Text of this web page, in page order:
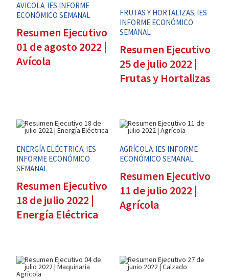
AVICOLA, IES INFORME
ECONÓMICO SEMANAL
Resumen Ejecutivo
01 de agosto 2022 |
Avícola
FRUTAS Y HORTALIZAS, IES
INFORME ECONÓMICO
SEMANAL
Resumen Ejecutivo
25 de julio 2022 |
Frutas y Hortalizas
ENERGÍA ELÉCTRICA, IES
INFORME ECONÓMICO
SEMANAL
Resumen Ejecutivo
18 de julio 2022 |
Energía Eléctrica
AGRÍCOLA, IES INFORME
ECONÓMICO SEMANAL
Resumen Ejecutivo
11 de julio 2022 |
Agrícola